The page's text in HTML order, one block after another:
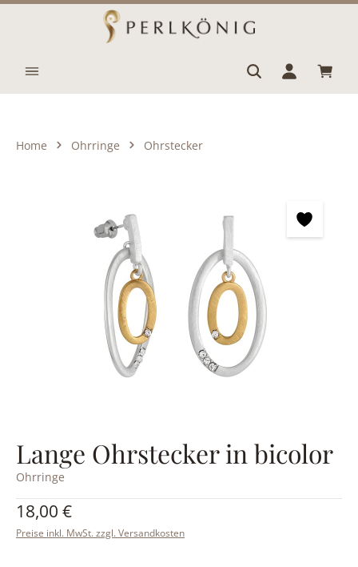
Zum Hauptinhalt springen
Home Ohrringe Ohrstecker
Lange Ohrstecker in bicolor
Ohrringe
Regulärer Preis:
18,00 €
Preise inkl. MwSt. zzgl. Versandkosten